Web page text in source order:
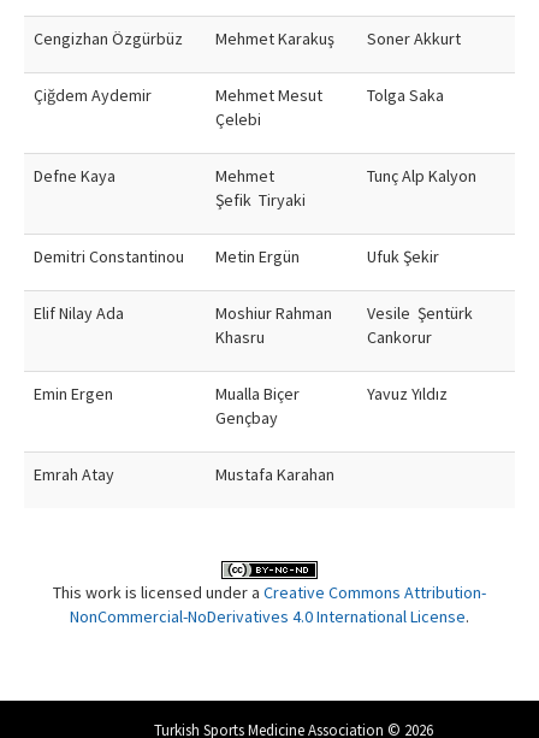
Cengizhan Özgürbüz Mehmet Karakuş Soner Akkurt
Çiğdem Aydemir
Mehmet Mesut
Çelebi
Tolga Saka
Defne Kaya
Mehmet
Şefik Tiryaki
Tunç Alp Kalyon
Demitri Constantinou Metin Ergün Ufuk Şekir
Elif Nilay Ada
Moshiur Rahman
Khasru
Vesile Şentürk
Cankorur
Emin Ergen
Mualla Biçer
Gençbay
Yavuz Yıldız
Emrah Atay Mustafa Karahan
This work is licensed under a Creative Commons Attribution-
NonCommercial-NoDerivatives 4.0 International License.
Turkish Sports Medicine Association © 2026